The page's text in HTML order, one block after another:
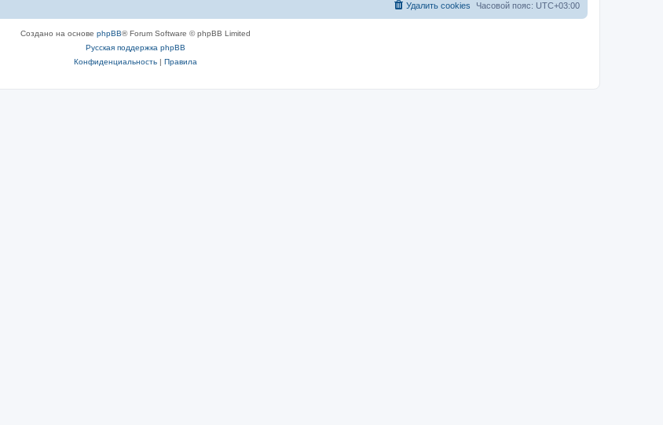
Часовой пояс: UTC+03:00
Удалить cookies
Создано на основе phpBB® Forum Software © phpBB Limited
Русская поддержка phpBB
Конфиденциальность| Правила